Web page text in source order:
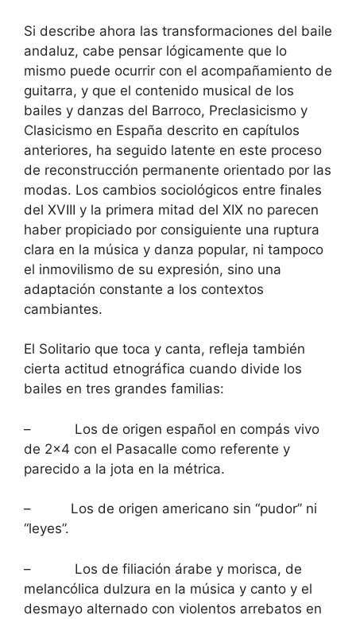
Si describe ahora las transformaciones del baile
andaluz, cabe pensar lógicamente que lo
mismo puede ocurrir con el acompañamiento de
guitarra, y que el contenido musical de los
bailes y danzas del Barroco, Preclasicismo y
Clasicismo en España descrito en capítulos
anteriores, ha seguido latente en este proceso
de reconstrucción permanente orientado por las
modas. Los cambios sociológicos entre finales
del XVIII y la primera mitad del XIX no parecen
haber propiciado por consiguiente una ruptura
clara en la música y danza popular, ni tampoco
el inmovilismo de su expresión, sino una
adaptación constante a los contextos
cambiantes.
El Solitario que toca y canta, refleja también
cierta actitud etnográfica cuando divide los
bailes en tres grandes familias:
– Los de origen español en compás vivo
de 2×4 con el Pasacalle como referente y
parecido a la jota en la métrica.
– Los de origen americano sin “pudor” ni
“leyes”.
– Los de filiación árabe y morisca, de
melancólica dulzura en la música y canto y el
desmayo alternado con violentos arrebatos en